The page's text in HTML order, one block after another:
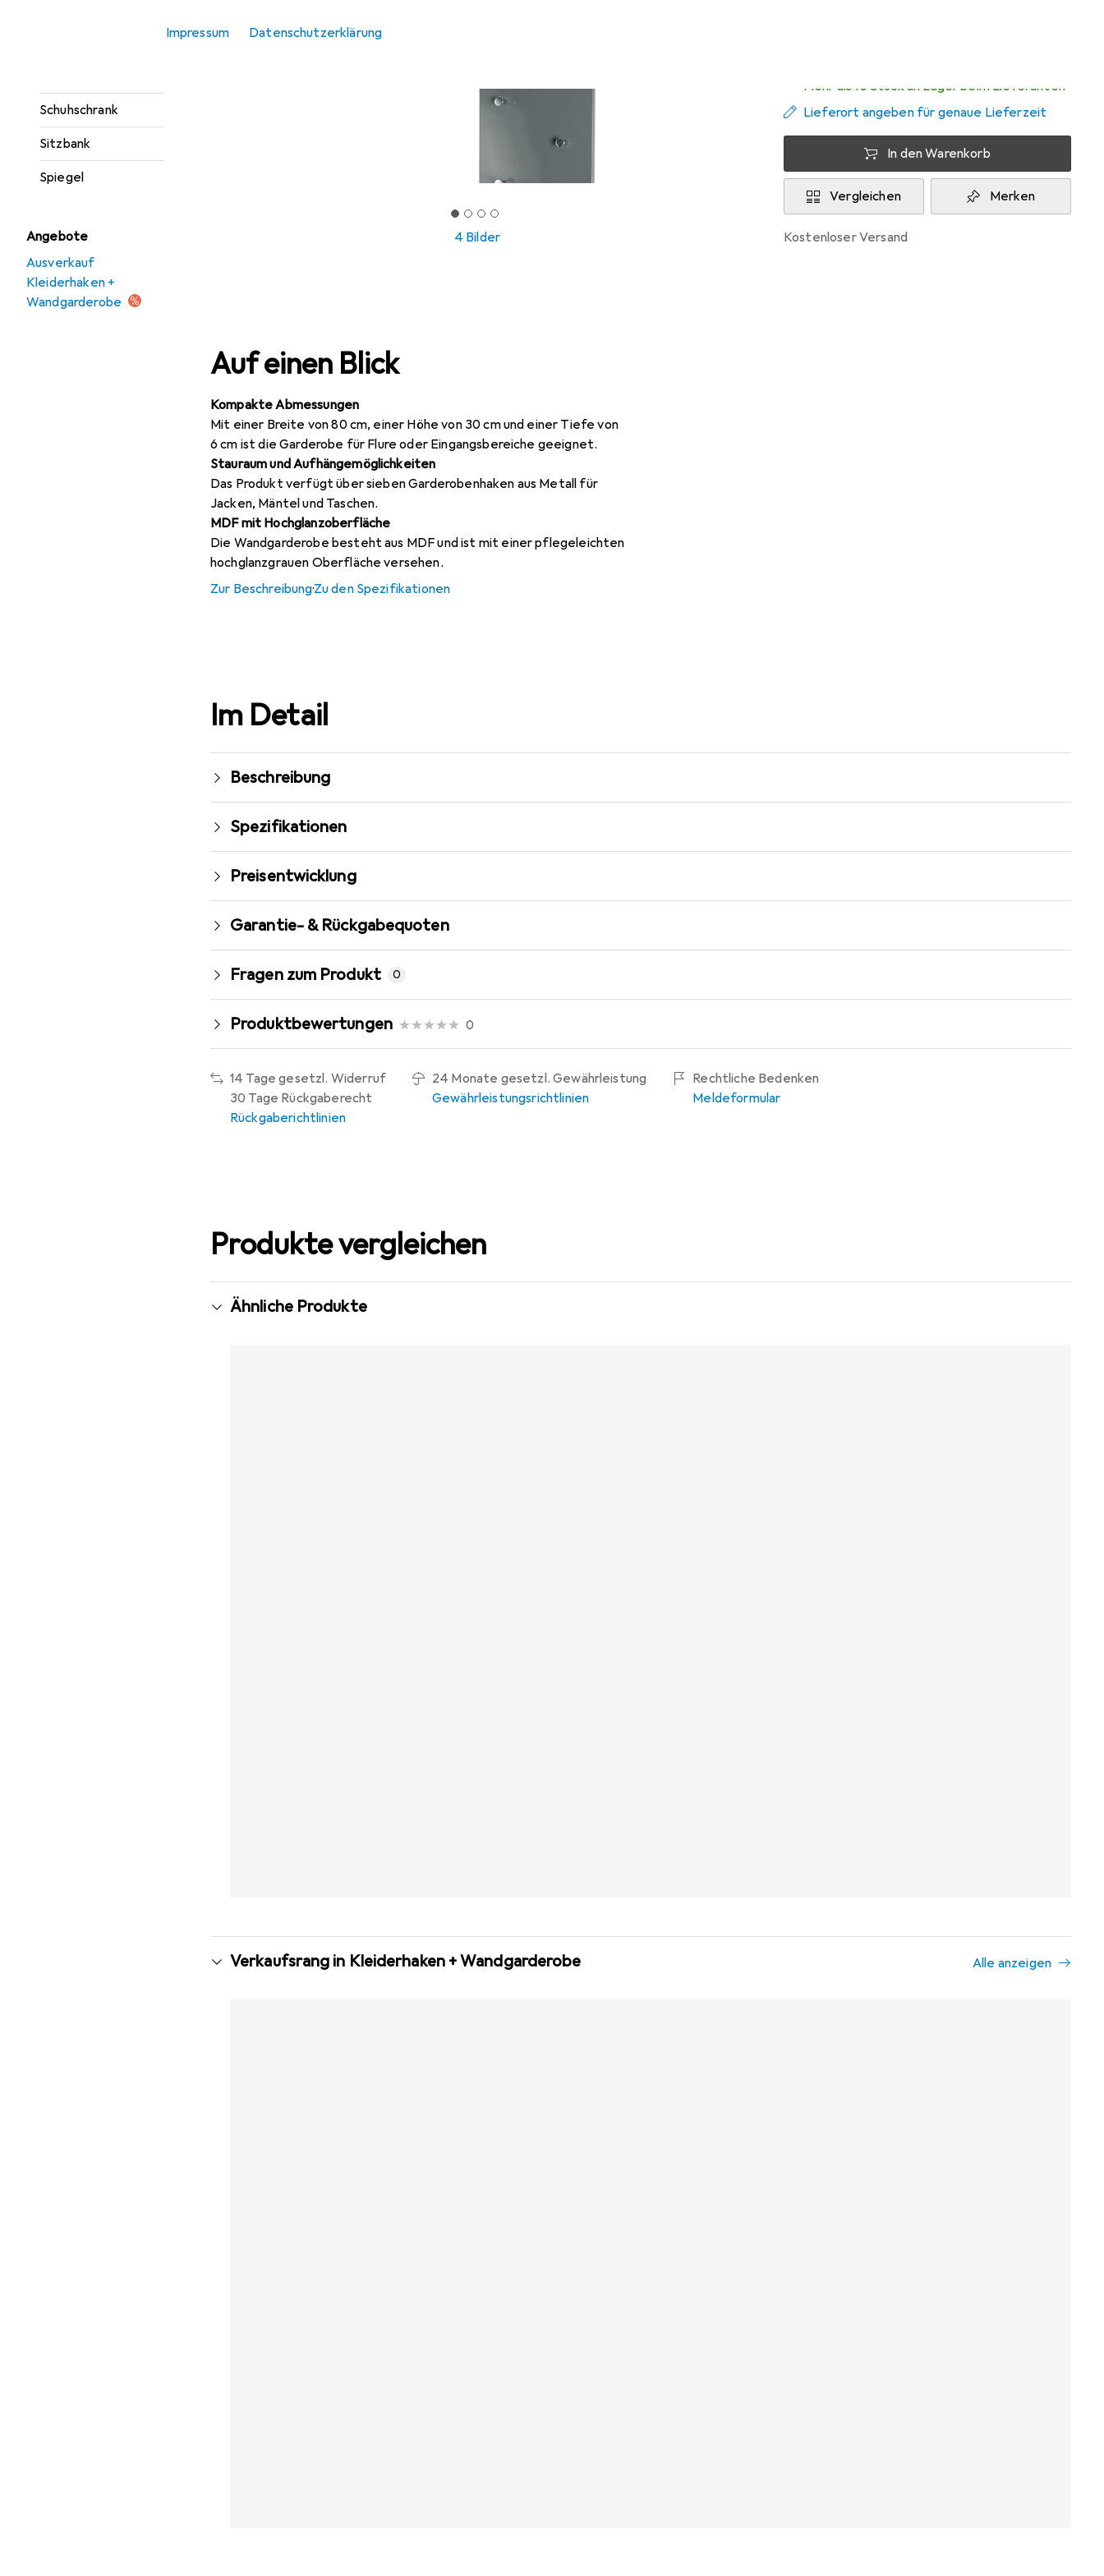
Impressum Datenschutzerklärung
Schuhschrank
Sitzbank
Spiegel
Angebote
Ausverkauf
Kleiderhaken +
Wandgarderobe
4 Bilder
Mehr als 10 Stück an Lager beim Lieferanten
Lieferort angeben für genaue Lieferzeit
In den Warenkorb
Vergleichen Merken
kostenloser Versand
Auf einen Blick
Kompakte Abmessungen
Mit einer Breite von 80 cm, einer Höhe von 30 cm und einer Tiefe von
6 cm ist die Garderobe für Flure oder Eingangsbereiche geeignet.
Stauraum und Aufhängemöglichkeiten
Das Produkt verfügt über sieben Garderobenhaken aus Metall für
Jacken, Mäntel und Taschen.
MDF mit Hochglanzoberfläche
Die Wandgarderobe besteht aus MDF und ist mit einer pflegeleichten
hochglanzgrauen Oberfläche versehen.
Zur Beschreibung·Zu den Spezifikationen
Im Detail
Beschreibung
Spezifikationen
Preisentwicklung
Garantie- & Rückgabequoten
Fragen zum Produkt 0
Produktbewertungen 0
14 Tage gesetzl. Widerruf
30 Tage Rückgaberecht
Rückgaberichtlinien
24 Monate gesetzl. Gewährleistung
Gewährleistungsrichtlinien
Rechtliche Bedenken
Meldeformular
Produkte vergleichen
Ähnliche Produkte
Verkaufsrang in Kleiderhaken + Wandgarderobe Alle anzeigen